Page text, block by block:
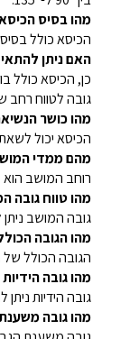
מהו בסיס
הכיסא כולל בסיס כוכב עם 5 זרועות
האם ניתן
גובה לטווח
מהו כושר
הכיסא יכול לשאת עד
מהם ממדי
רוחב המושב הוא 48 ס"מ ועומק המושב הוא 42 ס"מ.
מהו טווח גובה
גובה המושב ניתן להתאמה
מהו הגובה
הגובה הכולל של הכיסא נע
מהו גובה
גובה הידיות ניתן להתאמה
מהו גובה